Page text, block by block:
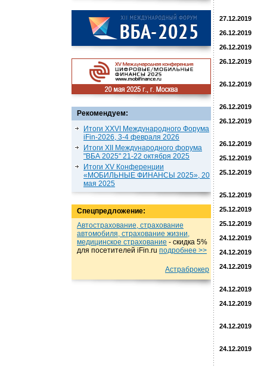
Рекомендуем:
Итоги XXVI Международного Форума
iFin-2026, 3-4 февраля 2026
Итоги XII Международного форума
"ВБА 2025" 21-22 октября 2025
Итоги XV Конференции
«МОБИЛЬНЫЕ ФИНАНСЫ 2025», 20
мая 2025
Спецпредложение:
Автострахование, страхование
автомобиля, страхование жизни,
медицинское страхование - cкидка 5%
для посетителей iFin.ru подробнеe >>
Астраброкер
27.12.2019
26.12.2019
26.12.2019
26.12.2019
26.12.2019
26.12.2019
26.12.2019
26.12.2019
25.12.2019
25.12.2019
25.12.2019
25.12.2019
25.12.2019
24.12.2019
24.12.2019
24.12.2019
24.12.2019
24.12.2019
24.12.2019
24.12.2019